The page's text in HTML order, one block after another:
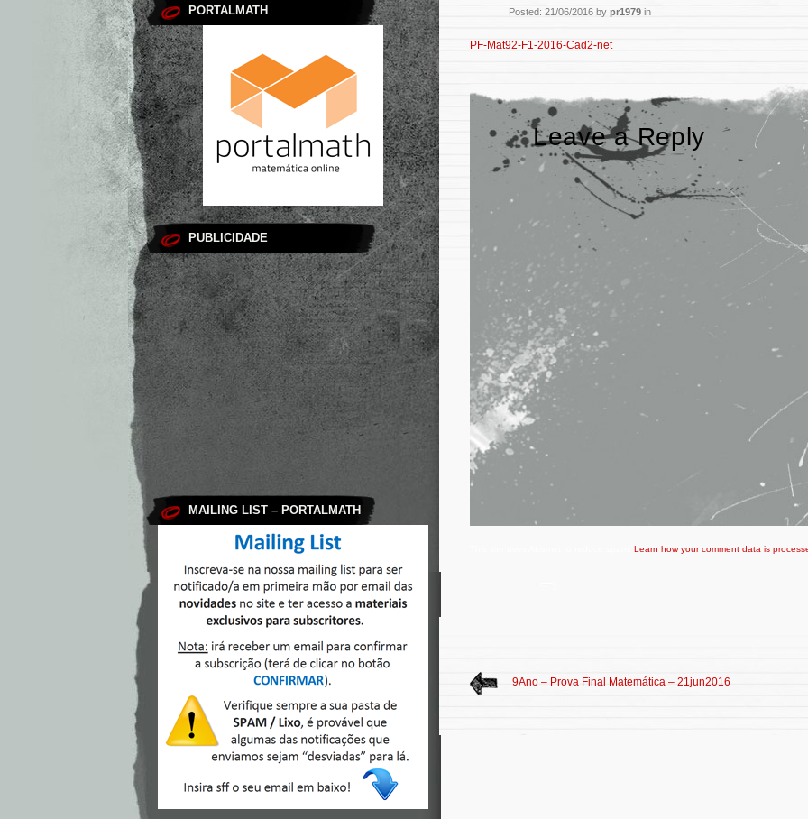
PORTALMATH
PUBLICIDADE
MAILING LIST – PORTALMATH
Posted: 21/06/2016 by pr1979 in
PF-Mat92-F1-2016-Cad2-net
Leave a Reply
Learn how your comment data is
9Ano – Prova Final Matemática – 21jun2016